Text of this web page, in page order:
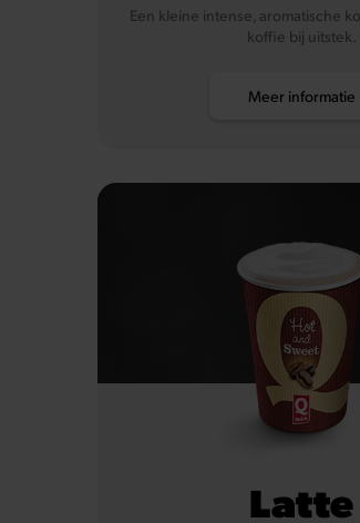
Een kleine intense, aromatische
koffie bij uitstek.
Meer informatie
Latte